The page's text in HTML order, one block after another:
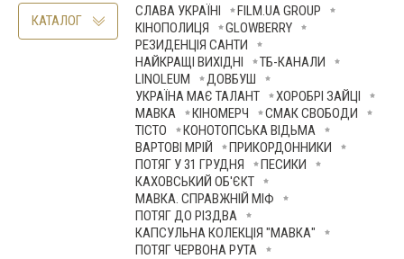
КАТАЛОГ
СЛАВА УКРАЇНІ
FILM.UA GROUP
КІНОПОЛИЦЯ
GLOWBERRY
РЕЗИДЕНЦІЯ САНТИ
НАЙКРАЩІ ВИХІДНІ
ТБ-КАНАЛИ
LINOLEUM
ДОВБУШ
УКРАЇНА МАЄ ТАЛАНТ
ХОРОБРІ ЗАЙЦІ
МАВКА
КІНОМЕРЧ
СМАК СВОБОДИ
ТІСТО
КОНОТОПСЬКА ВІДЬМА
ВАРТОВІ МРІЙ
ПРИКОРДОННИКИ
ПОТЯГ У 31 ГРУДНЯ
ПЕСИКИ
КАХОВСЬКИЙ ОБ'ЄКТ
МАВКА. СПРАВЖНІЙ МІФ
ПОТЯГ ДО РІЗДВА
КАПСУЛЬНА КОЛЕКЦІЯ "МАВКА"
ПОТЯГ ЧЕРВОНА РУТА